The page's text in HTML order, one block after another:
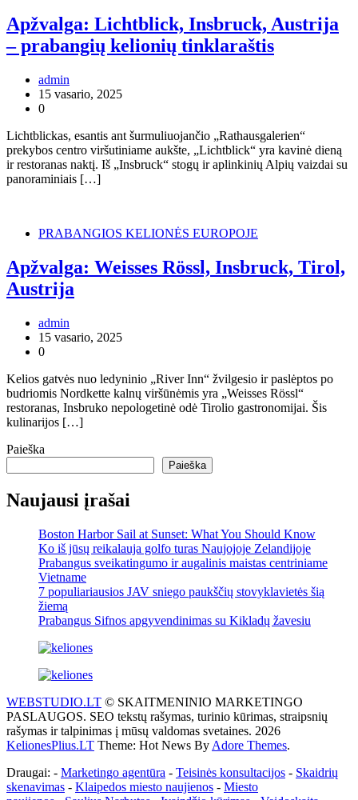
Apžvalga: Lichtblick, Insbruck, Austrija
– prabangių kelionių tinklaraštis
admin
15 vasario, 2025
0
Lichtblickas, esantis ant šurmuliuojančio „Rathausgalerien“
prekybos centro viršutiniame aukšte, „Lichtblick“ yra kavinė dieną
ir restoranas naktį. Iš „Insbruck“ stogų ir aplinkinių Alpių vaizdai su
panoraminiais […]
PRABANGIOS KELIONĖS EUROPOJE
Apžvalga: Weisses Rössl, Insbruck, Tirol,
Austrija
admin
15 vasario, 2025
0
Kelios gatvės nuo ledyninio „River Inn“ žvilgesio ir paslėptos po
budriomis Nordkette kalnų viršūnėmis yra „Weisses Rössl“
restoranas, Insbruko nepologetinė odė Tirolio gastronomijai. Šis
kulinarijos […]
Paieška
Paieška
Naujausi įrašai
Boston Harbor Sail at Sunset: What You Should Know
Ko iš jūsų reikalauja golfo turas Naujojoje Zelandijoje
Prabangus sveikatingumo ir augalinis maistas centriniame
Vietname
7 populiariausios JAV sniego paukščių stovyklavietės šią
žiemą
Prabangus Sifnos apgyvendinimas su Kikladų žavesiu
WEBSTUDIO.LT © SKAITMENINIO MARKETINGO
PASLAUGOS. SEO tekstų rašymas, turinio kūrimas, straipsnių
rašymas ir talpinimas į mūsų valdomas svetaines. 2026
KelionesPlius.LT Theme: Hot News By Adore Themes.
Draugai: - Marketingo agentūra - Teisinės konsultacijos - Skaidrių
skenavimas - Klaipedos miesto naujienos - Miesto